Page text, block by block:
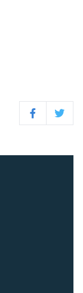
FacebookTwitter